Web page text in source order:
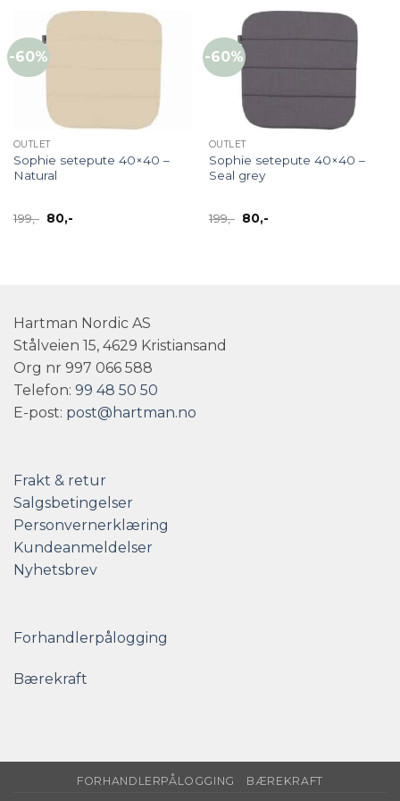
-60%
OUTLET
Sophie setepute 40×40 –
Natural
199,- Opprinnelig
pris
80,-Nåværende
-60%
OUTLET
Sophie setepute 40×40 –
Seal grey
199,- Opprinnelig
pris
80,-Nåværende
Hartman Nordic AS
Stålveien 15, 4629 Kristiansand
Org nr 997 066 588
Telefon: 99 48 50 50
E-post: post@hartman.no
Frakt & retur
Salgsbetingelser
Personvernerklæring
Kundeanmeldelser
Nyhetsbrev
Forhandlerpålogging
Bærekraft
FORHANDLERPÅLOGGING BÆREKRAFT